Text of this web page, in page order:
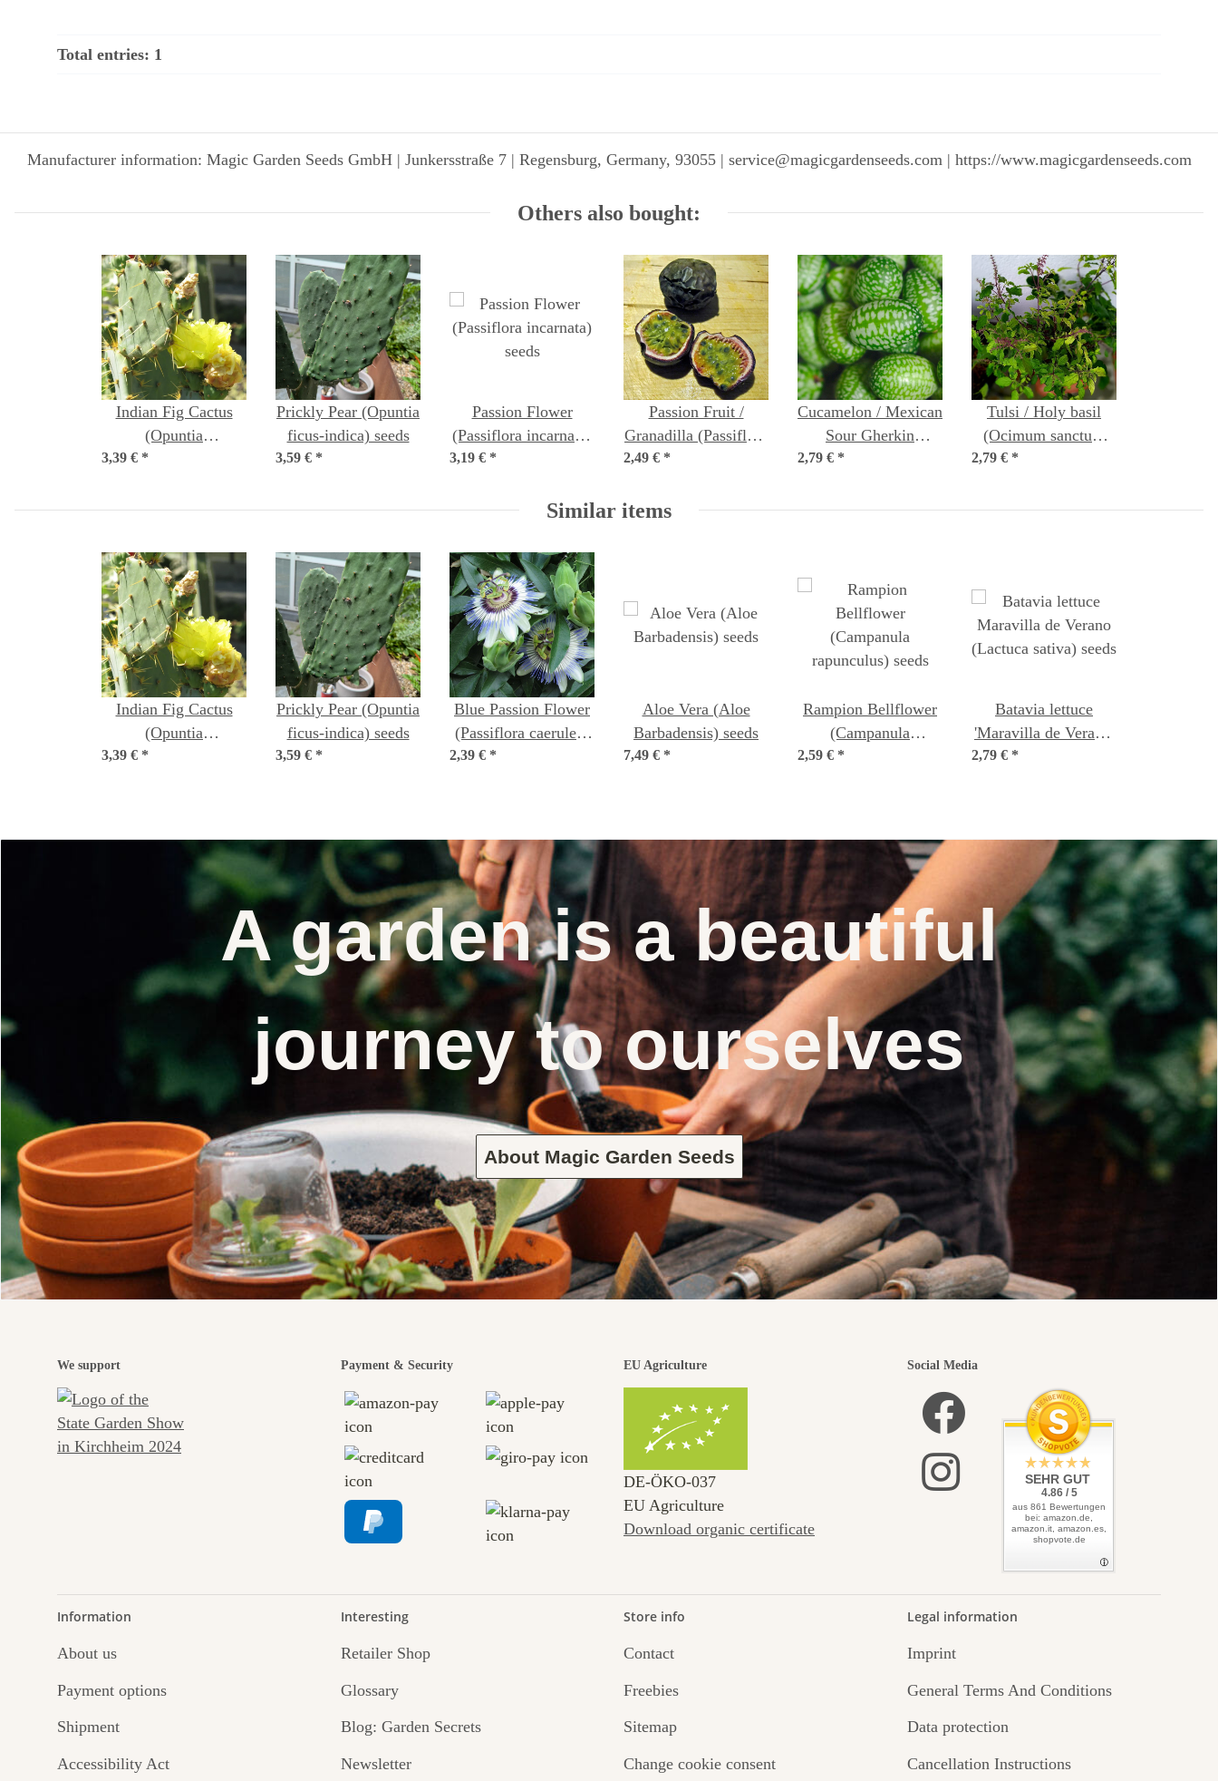
Total entries: 1
Manufacturer information: Magic Garden Seeds GmbH | Junkersstraße 7 | Regensburg, Germany, 93055 | service@magicgardenseeds.com | https://www.magicgardenseeds.com
Others also bought:
Indian Fig Cactus
(Opuntia
phaeacantha) seeds
3,39 € *
Prickly Pear (Opuntia
ficus-indica) seeds
3,59 € *
Passion Flower
(Passiflora incarnata)
3,19 € *
Passion Fruit /
Granadilla (Passiflora
edulis) seeds
2,49 € *
Cucamelon / Mexican
Sour Gherkin
(Melothria scabra)
2,79 € *
Tulsi / Holy basil
(Ocimum sanctum
syn. tenuiflorum)
2,79 € *
Similar items
Indian Fig Cactus
(Opuntia
phaeacantha) seeds
3,39 € *
Prickly Pear (Opuntia
ficus-indica) seeds
3,59 € *
Blue Passion Flower
(Passiflora caerulea)
2,39 € *
Aloe Vera (Aloe
Barbadensis) seeds
7,49 € *
Rampion Bellflower
(Campanula
rapunculus) seeds
2,59 € *
Batavia lettuce
'Maravilla de Verano'
(Lactuca sativa) seeds
2,79 € *
A garden is a beautiful
journey to ourselves
About Magic Garden Seeds
We support Payment & Security EU Agriculture
DE‑ÖKO‑037
EU Agriculture
Download organic certificate
Social Media
SEHR GUT
4.86 / 5
aus 861 Bewertungen
bei: amazon.de,
amazon.it, amazon.es,
shopvote.de
Information
About us
Payment options
Shipment
Accessibility Act
Interesting
Retailer Shop
Glossary
Blog: Garden Secrets
Newsletter
Store info
Contact
Freebies
Sitemap
Change cookie consent
Legal information
Imprint
General Terms And Conditions
Data protection
Cancellation Instructions